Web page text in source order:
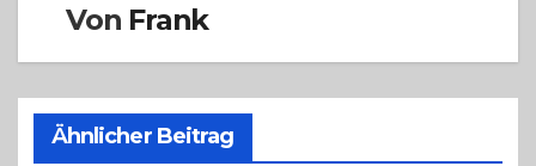
Von Frank
Ähnlicher Beitrag